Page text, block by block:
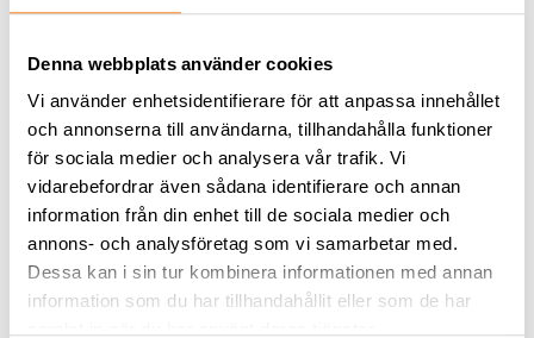
Denna webbplats använder cookies
Vi använder enhetsidentifierare för att anpassa innehållet
och annonserna till användarna, tillhandahålla funktioner
för sociala medier och analysera vår trafik. Vi
vidarebefordrar även sådana identifierare och annan
information från din enhet till de sociala medier och
annons- och analysföretag som vi samarbetar med.
Dessa kan i sin tur kombinera informationen med annan
information som du har tillhandahållit eller som de har
CET.
För ytterligare information:
Tommy Åstrand, vd på SLP, telefon: 0705-455 997
Om SLP – Swedish Logistic Property
Swedish Logistic Property – SLP – är ett svenskt
fastighetsbolag som förvärvar, förädlar och förvaltar
logistikfastigheter med hållbarhet i fokus. Värdetillväxt
skapas genom löpande utveckling och förädling av
fastigheterna, som är belägna i Sveriges viktigaste
logistikpunkter. Fastighetsbeståndet omfattar en